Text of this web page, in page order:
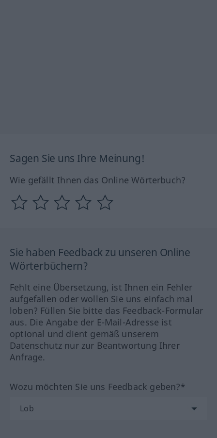
Sagen Sie uns Ihre Meinung!
Wie gefällt Ihnen das Online Wörterbuch?
Sie haben Feedback zu unseren Online
Wörterbüchern?
Fehlt eine Übersetzung, ist Ihnen ein Fehler
aufgefallen oder wollen Sie uns einfach mal
loben? Füllen Sie bitte das Feedback-Formular
aus. Die Angabe der E-Mail-Adresse ist
optional und dient gemäß unserem
Datenschutz nur zur Beantwortung Ihrer
Anfrage.
Wozu möchten Sie uns Feedback geben?*